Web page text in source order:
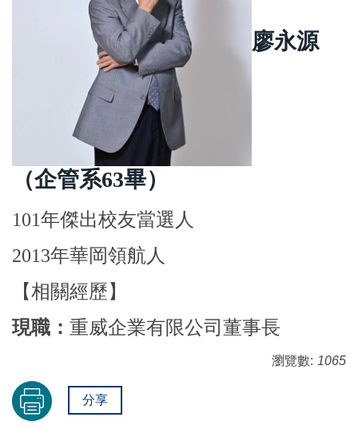
廖永源
（企管系63畢）
101年傑出校友當選人
2013年華岡領航人
【相關經歷】
現職： 重威企業有限公司董事長
瀏覽數: 1065
分享